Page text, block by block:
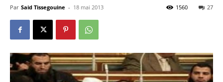
Par Said Tissegouine - 18 mai 2013 27
1560